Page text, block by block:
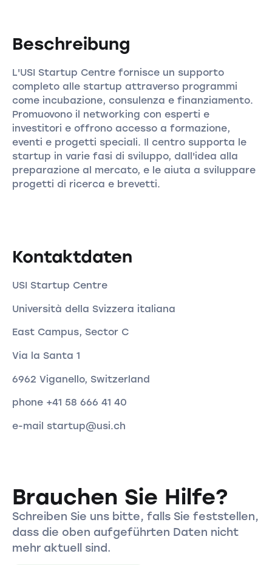
Beschreibung
L'USI Startup Centre fornisce un supporto
completo alle startup attraverso programmi
come incubazione, consulenza e finanziamento.
Promuovono il networking con esperti e
investitori e offrono accesso a formazione,
eventi e progetti speciali. Il centro supporta le
startup in varie fasi di sviluppo, dall'idea alla
preparazione al mercato, e le aiuta a sviluppare
progetti di ricerca e brevetti.
Kontaktdaten
USI Startup Centre
Università della Svizzera italiana
East Campus, Sector C
Via la Santa 1
6962 Viganello, Switzerland
phone +41 58 666 41 40
e-mail startup@usi.ch
Brauchen Sie Hilfe?
Schreiben Sie uns bitte, falls Sie feststellen,
dass die oben aufgeführten Daten nicht
mehr aktuell sind.